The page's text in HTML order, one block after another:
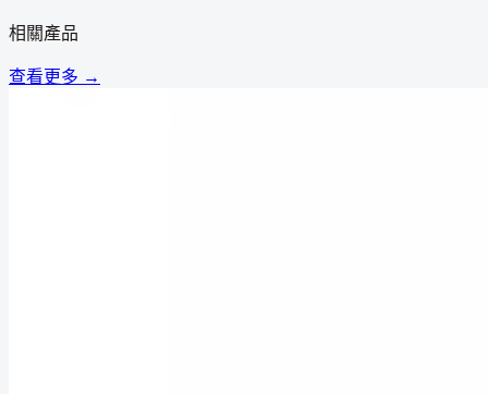
相關產品
查看更多 →